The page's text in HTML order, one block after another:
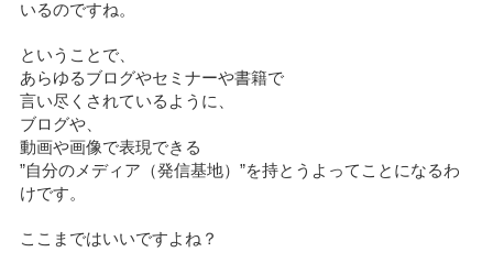
いるのですね。
ということで、
あらゆるブログやセミナーや書籍で
言い尽くされているように、
ブログや、
動画や画像で表現できる
”自分のメディア（発信基地）”を持とうよってことになるわ
けです。
ここまではいいですよね？